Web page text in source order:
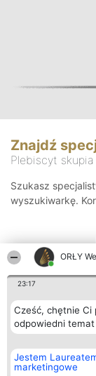
ORŁY
23:17
Cześć, chętnie Ci
odpowiedni
Jestem
marketingowe
Znajdź
Plebiscyt
Szukasz
wyszukiwarkę.
Organizator
Bright Side Solutions sp.
o. sp. k.